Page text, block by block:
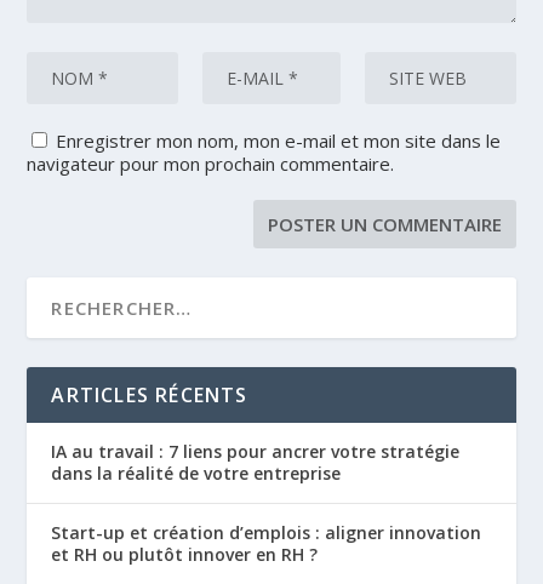
Enregistrer mon nom, mon e-mail et mon site dans le
navigateur pour mon prochain commentaire.
ARTICLES RÉCENTS
IA au travail : 7 liens pour ancrer votre stratégie
dans la réalité de votre entreprise
Start-up et création d’emplois : aligner innovation
et RH ou plutôt innover en RH ?